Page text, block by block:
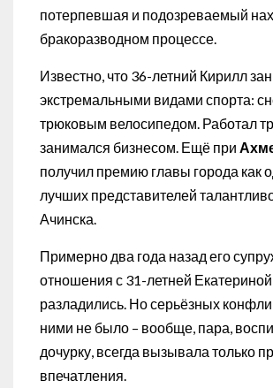
потерпевшая и подозреваемый
бракоразводном процессе.
Известно, что 36-летний Кирилл
экстремальными видами спорта:
трюковым велосипедом. Работал
занимался бизнесом. Ещё при
получил премию главы города как
лучших представителей
Ачинска.
Примерно два года назад его
отношения с 31-летней Екатериной
разладились. Но серьёзных
ними не было – вообще, пара,
дочурку, всегда вызывала только
впечатления.